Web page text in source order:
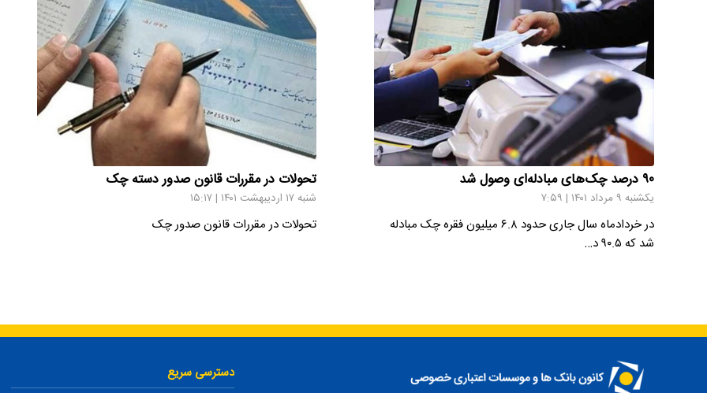
۹۰ درصد چک‌های مبادله‌ای وصول شد
یکشنبه ۹ مرداد ۱۴۰۱ | ۷:۵۹
در خردادماه سال جاری حدود ۶.۸ میلیون فقره چک مبادله‌
شد که ۹۰.۵ د…
تحولات در مقررات قانون صدور دسته چک
شنبه ۱۷ اردیبهشت ۱۴۰۱ | ۱۵:۱۷
تحولات در مقررات قانون صدور چک
دسترسی سریع